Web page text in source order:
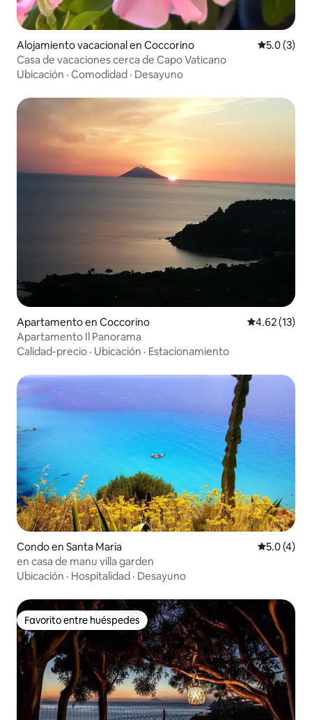
Alojamiento vacacional en Coccorino
5.0 (3)
Casa de vacaciones cerca de Capo Vaticano
Ubicación · Comodidad · Desayuno
Apartamento en Coccorino Calificación
4.62 (13)
Apartamento Il Panorama
Calidad-precio · Ubicación · Estacionamiento
Condo en Santa Maria
5.0 (4)
en casa de manu villa garden
Ubicación · Hospitalidad · Desayuno
Favorito entre huéspedes
Favorito entre huéspedes